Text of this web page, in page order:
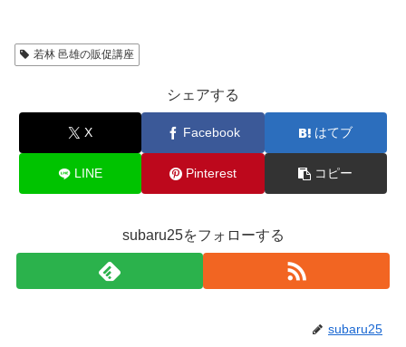
若林 邑雄の販促講座
シェアする
X Facebook はてブ
LINE Pinterest コピー
subaru25をフォローする
subaru25